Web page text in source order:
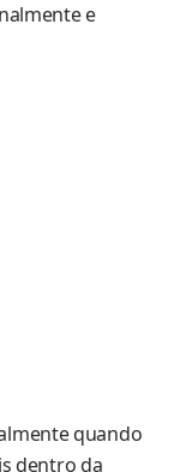
e
quando
dentro da